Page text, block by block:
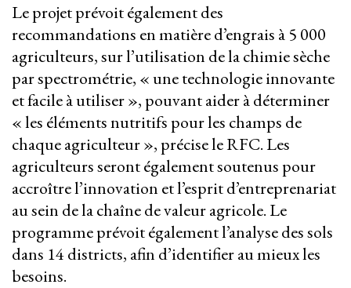
Le projet prévoit également des
recommandations en matière d’engrais à 5 000
agriculteurs, sur l’utilisation de la chimie sèche
par spectrométrie, « une technologie innovante
et facile à utiliser », pouvant aider à déterminer
« les éléments nutritifs pour les champs de
chaque agriculteur », précise le RFC. Les
agriculteurs seront également soutenus pour
accroître l’innovation et l’esprit d’entreprenariat
au sein de la chaîne de valeur agricole. Le
programme prévoit également l’analyse des sols
dans 14 districts, afin d’identifier au mieux les
besoins.